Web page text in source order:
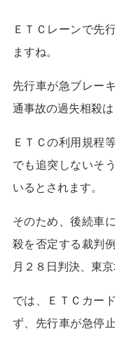
ＥＴＣレーンで先
ますね。
先行車が急ブレー
通事故の過失相殺
ＥＴＣの利用規程
でも追突しないそ
いるとされます。
そのため、後続車
殺を否定する裁判
月２８日判決、東
では、ＥＴＣカー
ず、先行車が急停